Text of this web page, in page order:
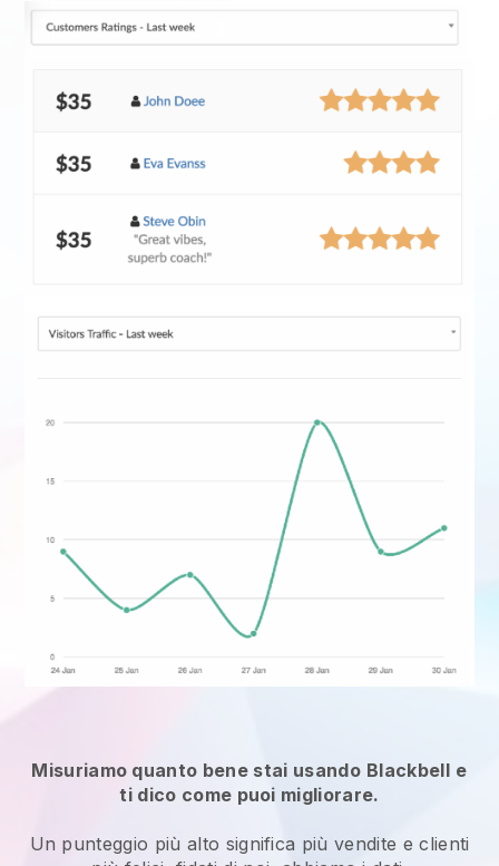
Misuriamo quanto bene stai usando Blackbell e
ti dico come puoi migliorare.
Un punteggio più alto significa più vendite e clienti